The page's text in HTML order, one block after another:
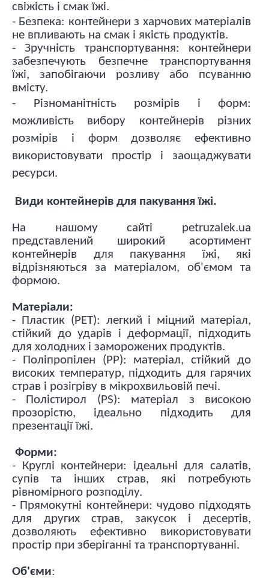
свіжість і смак їжі.
- Безпека: контейнери з харчових матеріалів
не впливають на смак і якість продуктів.
- Зручність транспортування: контейнери
забезпечують безпечне транспортування
їжі, запобігаючи розливу або псуванню
вмісту.
-
Різноманітність розмірів і форм:
можливість вибору контейнерів різних
розмірів і форм дозволяє ефективно
використовувати простір і заощаджувати
ресурси.
Види контейнерів для пакування їжі.
На нашому сайті petruzalek.ua
представлений широкий асортимент
контейнерів для пакування їжі, які
відрізняються за матеріалом, об'ємом та
формою.
Матеріали:
- Пластик (PET): легкий і міцний матеріал,
стійкий до ударів і деформації, підходить
для холодних і заморожених продуктів.
- Поліпропілен (PP): матеріал, стійкий до
високих температур, підходить для гарячих
страв і розігріву в мікрохвильовій печі.
- Полістирол (PS): матеріал з високою
прозорістю, ідеально підходить для
презентації їжі.
Форми:
- Круглі контейнери: ідеальні для салатів,
супів та інших страв, які потребують
рівномірного розподілу.
- Прямокутні контейнери: чудово підходять
для других страв, закусок і десертів,
дозволяють ефективно використовувати
простір при зберіганні та транспортуванні.
Об'єми: